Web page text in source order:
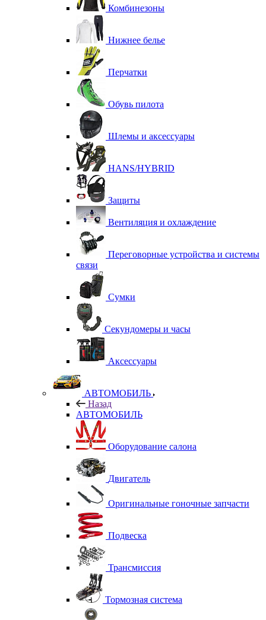
Комбинезоны
Нижнее белье
Перчатки
Обувь пилота
Шлемы и аксессуары
HANS/HYBRID
Защиты
Вентиляция и охлаждение
Переговорные устройства и системы
связи
Сумки
Секундомеры и часы
Аксессуары
АВТОМОБИЛЬ
Назад
АВТОМОБИЛЬ
Оборудование салона
Двигатель
Оригинальные гоночные запчасти
Подвеска
Трансмиссия
Тормозная система